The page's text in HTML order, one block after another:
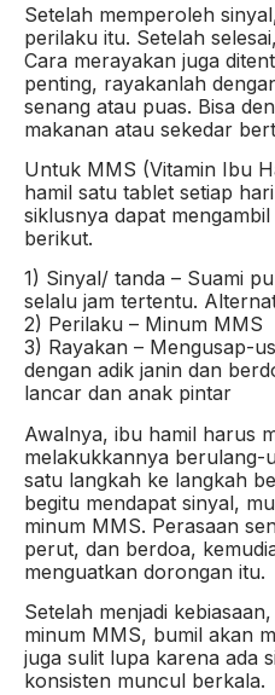
Setelah memperoleh
perilaku itu. Setelah
Cara merayakan juga
penting, rayakanlah
senang atau puas. Bisa
makanan atau sekedar
Untuk MMS (Vitamin Ibu
hamil satu tablet setiap
siklusnya dapat
berikut.
1) Sinyal/ tanda – Suami
selalu jam tertentu.
2) Perilaku – Minum MMS
3) Rayakan – Mengusap-
dengan adik janin dan
lancar dan anak pintar
Awalnya, ibu hamil harus
melakukkannya berulang-
satu langkah ke langkah
begitu mendapat sinyal,
minum MMS. Perasaan
perut, dan berdoa,
menguatkan dorongan itu.
Setelah menjadi
minum MMS, bumil akan
juga sulit lupa karena ada
konsisten muncul berkala.